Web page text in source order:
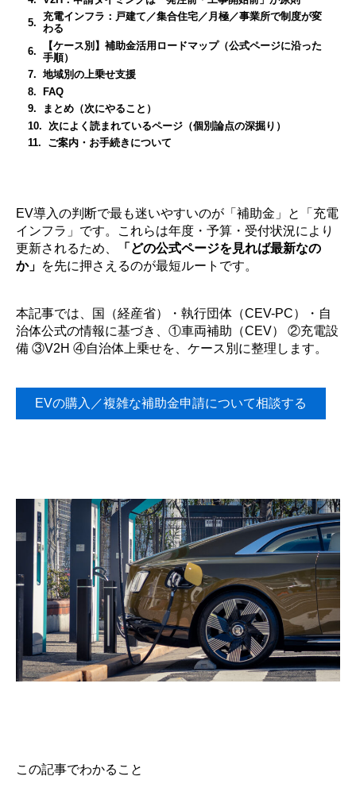
充電インフラ：戸建て／集合住宅／月極／事業所で制度が変
わる
【ケース別】補助金活用ロードマップ（公式ページに沿った
手順）
地域別の上乗せ支援
FAQ
まとめ（次にやること）
次によく読まれているページ（個別論点の深掘り）
ご案内・お手続きについて
EV導入の判断で最も迷いやすいのが「補助金」と「充電
インフラ」です。これらは年度・予算・受付状況により
更新されるため、
「どの公式ページを見れば最新なの
か」 を先に押さえるのが最短ルートです。
本記事では、国（経産省）・執行団体（CEV-PC）・自
治体公式の情報に基づき、①車両補助（CEV） ②充電設
備 ③V2H ④自治体上乗せを、ケース別に整理します。
EVの購入／複雑な補助金申請について相談する
この記事でわかること